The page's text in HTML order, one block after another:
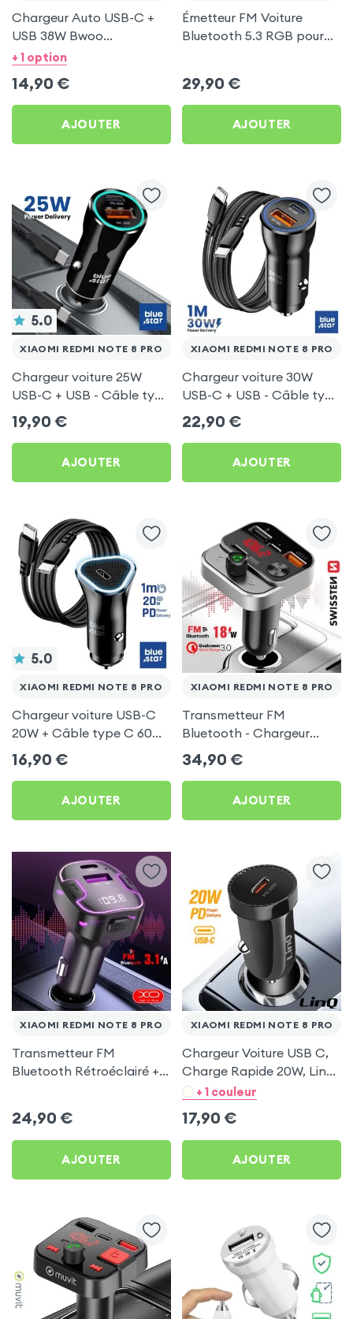
Chargeur Auto USB-C +
USB 38W Bwoo
Transparent pour Xiaomi
+ 1 option
14,90 €
AJOUTER
Émetteur FM Voiture
Bluetooth 5.3 RGB pour
29,90 €
AJOUTER
5.0
XIAOMI REDMI NOTE 8 PRO
Chargeur voiture 25W
USB-C + USB - Câble type
C 60W Blue Star pour
Xiaomi Redmi Note 8 Pro
19,90 €
AJOUTER
XIAOMI REDMI NOTE 8 PRO
Chargeur voiture 30W
USB-C + USB - Câble type
C 60W Blue Star pour
Xiaomi Redmi Note 8 Pro
22,90 €
AJOUTER
5.0
XIAOMI REDMI NOTE 8 PRO
Chargeur voiture USB-C
20W + Câble type C 60W
Blue Star pour Xiaomi
Redmi Note 8 Pro
16,90 €
AJOUTER
XIAOMI REDMI NOTE 8 PRO
Transmetteur FM
Bluetooth - Chargeur
Voiture USB C + USB -
Swissten
34,90 €
AJOUTER
XIAOMI REDMI NOTE 8 PRO
Transmetteur FM
Bluetooth Rétroéclairé +
24,90 €
AJOUTER
XIAOMI REDMI NOTE 8 PRO
Chargeur Voiture USB C,
Charge Rapide 20W, LinQ
- Noir pour Xiaomi Redmi
+ 1 couleur
17,90 €
AJOUTER